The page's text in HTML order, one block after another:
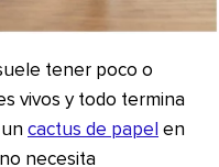
tener poco o
vivos y todo termina
cactus de papel en
necesita